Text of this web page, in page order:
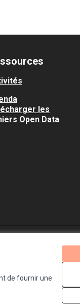
de fournir une
les
Open Data